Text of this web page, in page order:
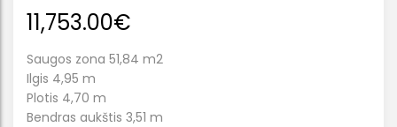
11,753.00€
Saugos zona 51,84 m2
Ilgis 4,95 m
Plotis 4,70 m
Bendras aukštis 3,51 m